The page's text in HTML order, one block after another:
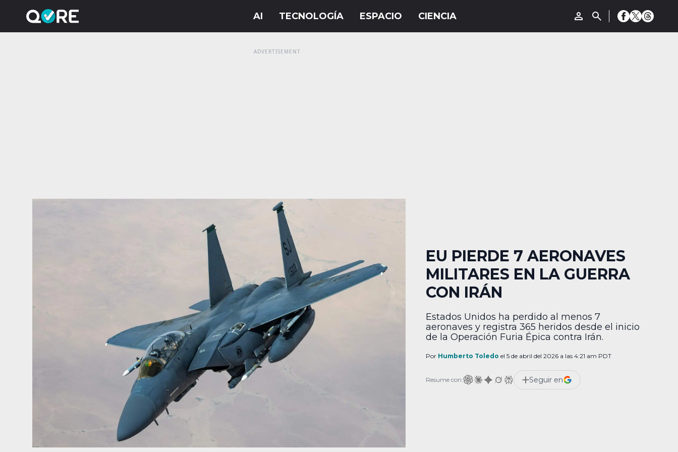
EU PIERDE 7 AERONAVES
MILITARES EN LA GUERRA
CON IRÁN
Estados Unidos ha perdido al menos 7
aeronaves y registra 365 heridos desde el inicio
de la Operación Furia Épica contra Irán.
Por Humberto Toledo el 5 de abril del 2026 a las 4:21 am PDT
Resume con: Seguir en